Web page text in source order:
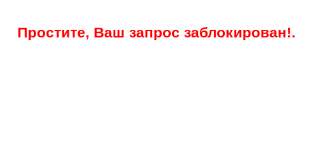
Простите, Ваш запрос заблокирован!.